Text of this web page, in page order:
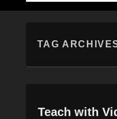
TAG
Teach with